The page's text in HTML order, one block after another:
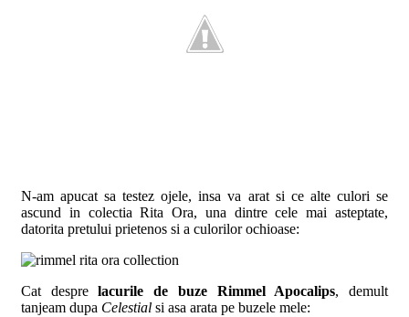
N-am apucat sa testez ojele, insa va arat si ce alte culori se
ascund in colectia Rita Ora, una dintre cele mai asteptate,
datorita pretului prietenos si a culorilor ochioase:
Cat desprelacurile de buze Rimmel Apocalips, demult
tanjeam dupa Celestial si asa arata pe buzele mele: